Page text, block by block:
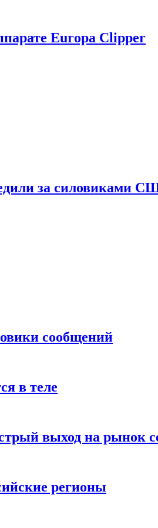
Europa Clipper
за силовиками
сообщений
в теле
выход на рынок
регионы